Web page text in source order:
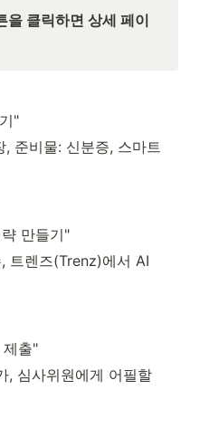
을 클릭하면 상세 페이
"
준비물: 신분증, 스마트
만들기"
트렌즈(Trenz)에서 AI
제출"
, 심사위원에게 어필할